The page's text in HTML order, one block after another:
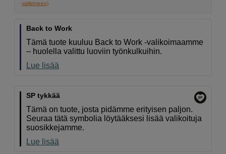
välilehteen)
Back to Work
Tämä tuote kuuluu Back to Work -valikoimaamme
– huolella valittu luoviin työnkulkuihin.
Lue lisää
SP tykkää
Tämä on tuote, josta pidämme erityisen paljon.
Seuraa tätä symbolia löytääksesi lisää valikoituja
suosikkejamme.
Lue lisää